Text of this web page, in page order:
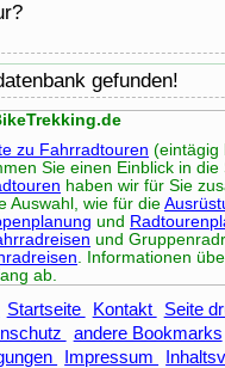
gefunden!
zu Fahrradtouren (eintägig
Sie einen Einblick in
haben wir für Sie
Auswahl, wie für die
und
und
. Informationen
ab.
Startseite Kontakt
Seite
andere Bookmarks
Impressum